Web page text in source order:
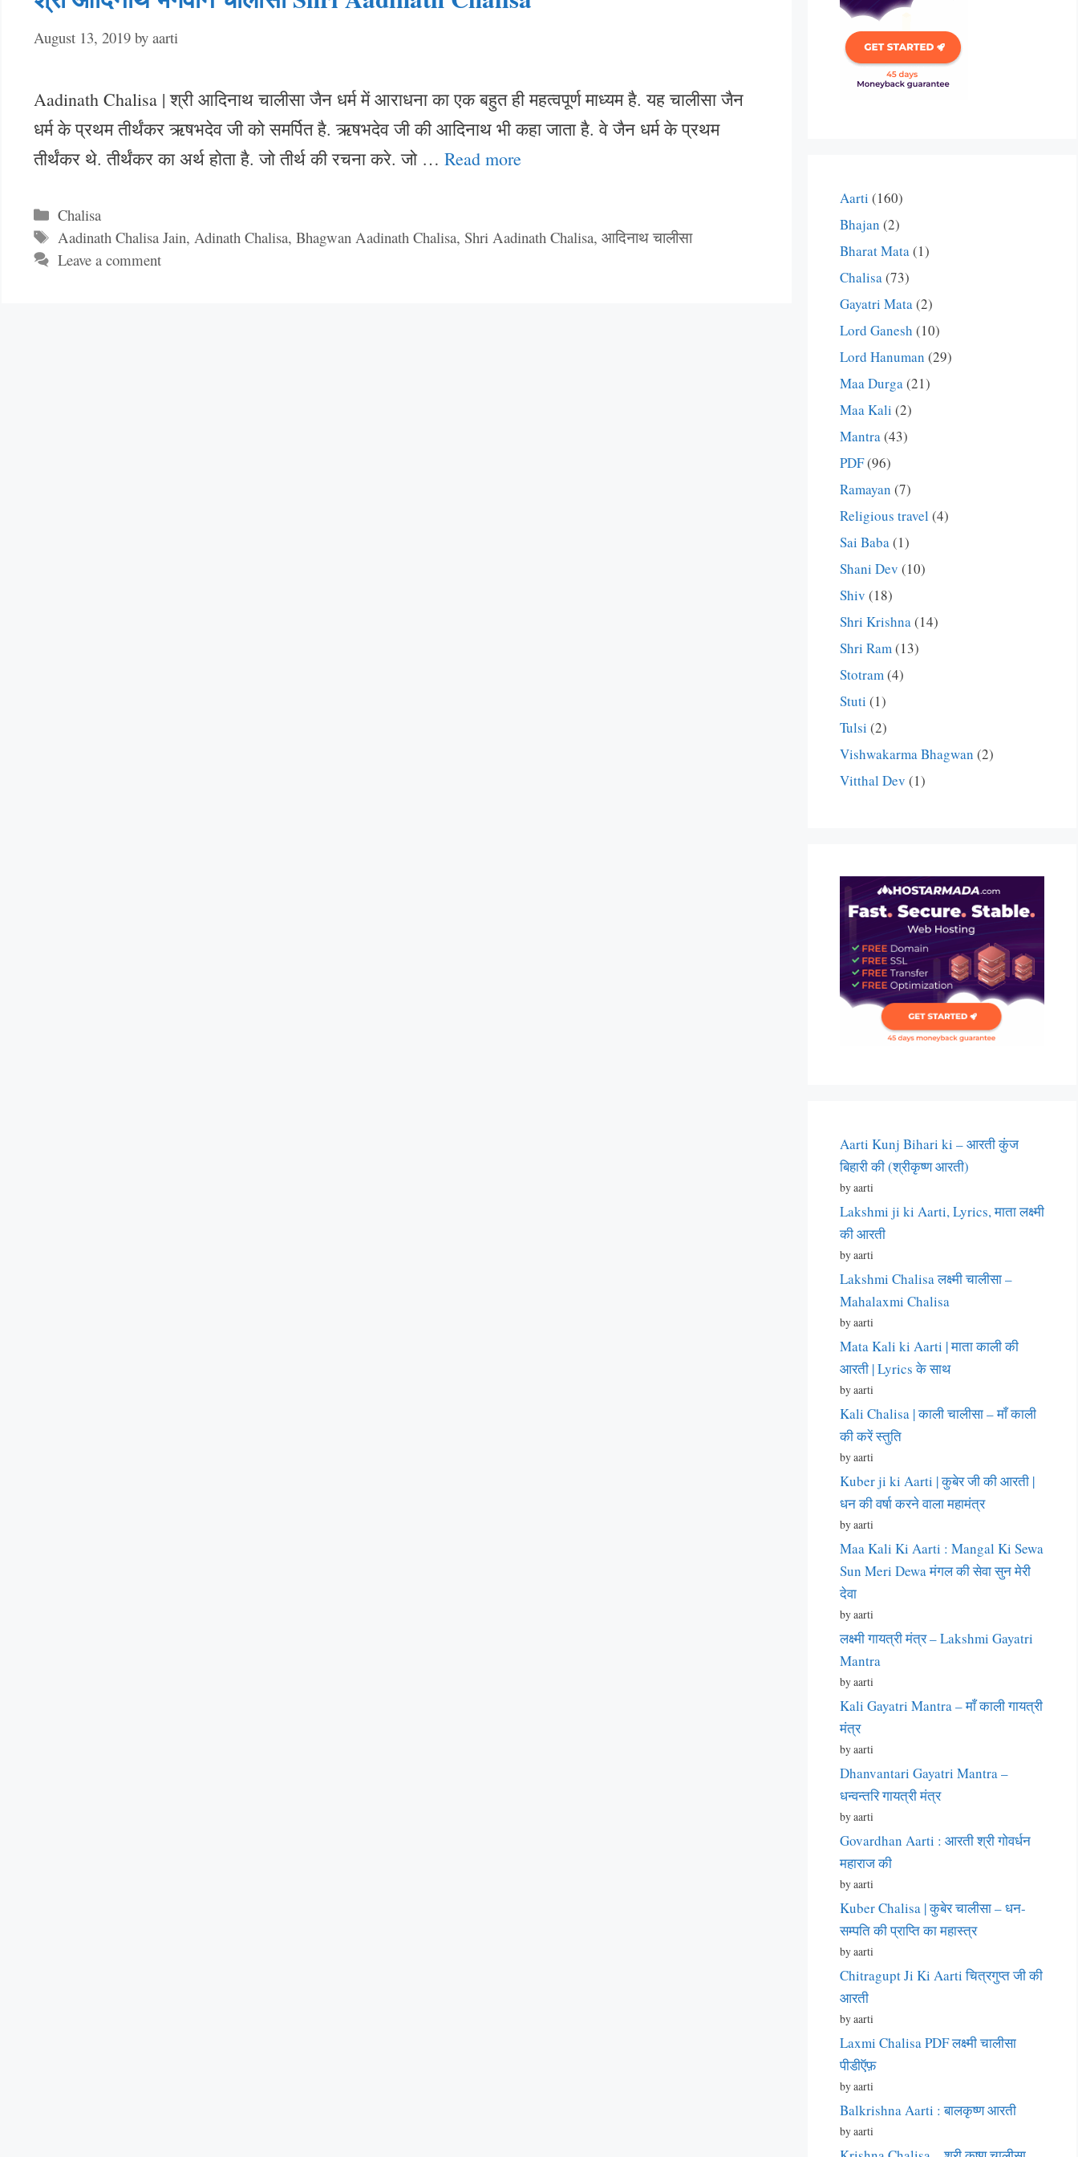
August 13, 2019 by aarti
Aadinath Chalisa | श्री आदिनाथ चालीसा जैन धर्म में आराधना का एक बहुत ही महत्वपूर्ण माध्यम है. यह चालीसा जैन
धर्म के प्रथम तीर्थंकर ऋषभदेव जी को समर्पित है. ऋषभदेव जी की आदिनाथ भी कहा जाता है. वे जैन धर्म के प्रथम
तीर्थंकर थे. तीर्थंकर का अर्थ होता है. जो तीर्थ की रचना करे. जो … Read more
Categories
Chalisa
Tags
Aadinath Chalisa Jain, Adinath Chalisa, Bhagwan Aadinath Chalisa, Shri Aadinath Chalisa, आदिनाथ चालीसा
Leave a comment
Aarti (160)
Bhajan (2)
Bharat Mata(1)
Chalisa(73)
Gayatri Mata(2)
Lord Ganesh (10)
Lord Hanuman (29)
Maa Durga(21)
Maa Kali (2)
Mantra(43)
PDF(96)
Ramayan (7)
Religious travel (4)
Sai Baba(1)
Shani Dev (10)
Shiv (18)
Shri Krishna(14)
Shri Ram(13)
Stotram(4)
Stuti (1)
Tulsi (2)
Vishwakarma Bhagwan (2)
Vitthal Dev (1)
Aarti Kunj Bihari ki – आरती कुंज
बिहारी की (श्रीकृष्ण आरती)
by aarti
Lakshmi ji ki Aarti, Lyrics, माता लक्ष्मी
की आरती
by aarti
Lakshmi Chalisa लक्ष्मी चालीसा –
Mahalaxmi Chalisa
by aarti
Mata Kali ki Aarti | माता काली की
आरती | Lyrics के साथ
by aarti
Kali Chalisa | काली चालीसा – माँ काली
की करें स्तुति
by aarti
Kuber ji ki Aarti | कुबेर जी की आरती |
धन की वर्षा करने वाला महामंत्र
by aarti
Maa Kali Ki Aarti : Mangal Ki Sewa
Sun Meri Dewa मंगल की सेवा सुन मेरी
देवा
by aarti
लक्ष्मी गायत्री मंत्र – Lakshmi Gayatri
Mantra
by aarti
Kali Gayatri Mantra – माँ काली गायत्री
मंत्र
by aarti
Dhanvantari Gayatri Mantra –
धन्वन्तरि गायत्री मंत्र
by aarti
Govardhan Aarti : आरती श्री गोवर्धन
महाराज की
by aarti
Kuber Chalisa | कुबेर चालीसा – धन-
सम्पति की प्राप्ति का महास्त्र
by aarti
Chitragupt Ji Ki Aarti चित्रगुप्त जी की
आरती
by aarti
Laxmi Chalisa PDF लक्ष्मी चालीसा
पीडीऍफ़
by aarti
Balkrishna Aarti : बालकृष्ण आरती
by aarti